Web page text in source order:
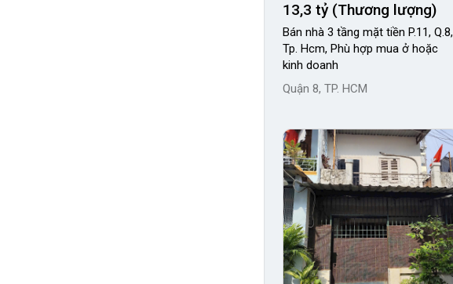
13,3 tỷ (Thương lượng)
Bán nhà 3 tầng mặt tiền P.11, Q.8,
Tp. Hcm, Phù hợp mua ở hoặc
kinh doanh
Quận 8, TP. HCM